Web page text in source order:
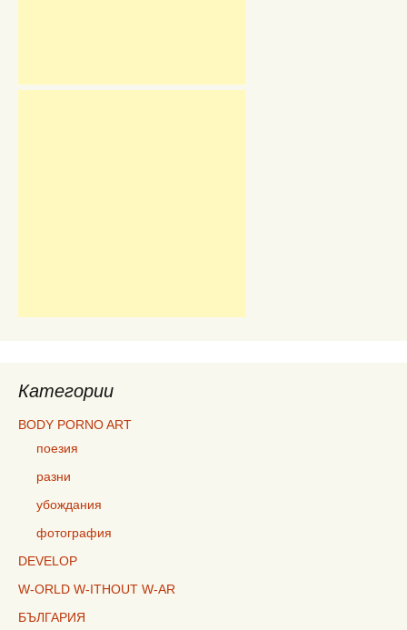
Категории
BODY PORNO ART
поезия
разни
убождания
фотография
DEVELOP
W-ORLD W-ITHOUT W-AR
БЪЛГАРИЯ